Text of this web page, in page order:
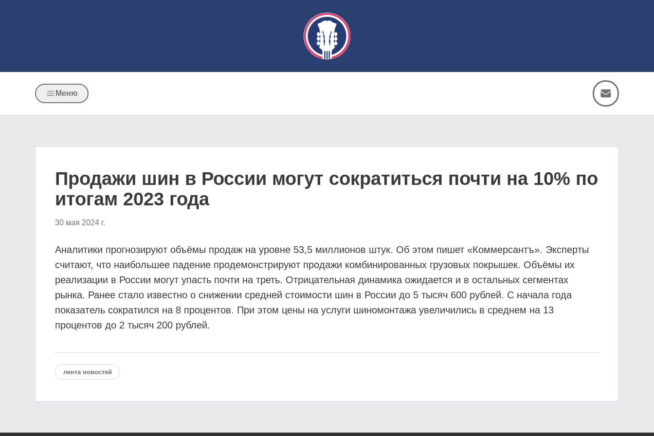
Меню
Продажи шин в России могут сократиться почти на 10% по
итогам 2023 года
30 мая 2024 г.
Аналитики прогнозируют объёмы продаж на уровне 53,5 миллионов штук. Об этом пишет «Коммерсантъ». Эксперты
считают, что наибольшее падение продемонстрируют продажи комбинированных грузовых покрышек. Объёмы их
реализации в России могут упасть почти на треть. Отрицательная динамика ожидается и в остальных сегментах
рынка. Ранее стало известно о снижении средней стоимости шин в России до 5 тысяч 600 рублей. С начала года
показатель сократился на 8 процентов. При этом цены на услуги шиномонтажа увеличились в среднем на 13
процентов до 2 тысяч 200 рублей.
лента новостей